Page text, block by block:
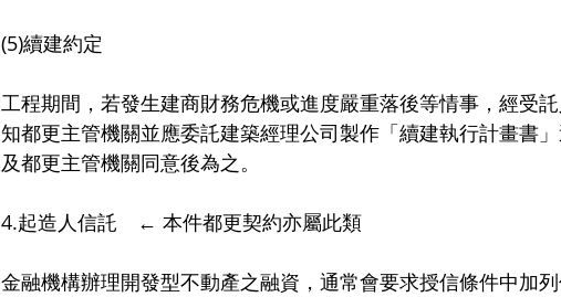
(5)續建約定
工程期間，若發生建商財務危機或進度嚴重落後等情事，經受
知都更主管機關並應委託建築經理公司製作「續建執行計畫書
及都更主管機關同意後為之。
4.起造人信託　← 本件都更契約亦屬此類
金融機構辦理開發型不動產之融資，通常會要求授信條件中加